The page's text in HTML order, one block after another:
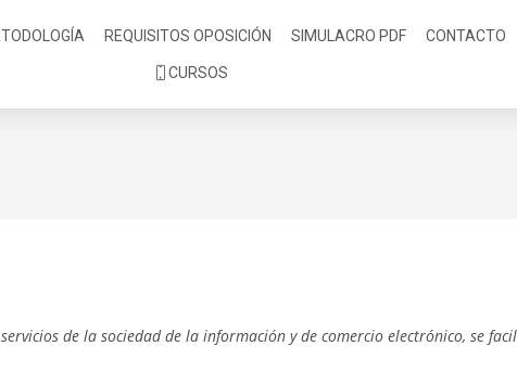
REQUISITOS OPOSICIÓN SIMULACRO PDF CONTACTO
CURSOS
de la sociedad de la información y de comercio electrónico, se